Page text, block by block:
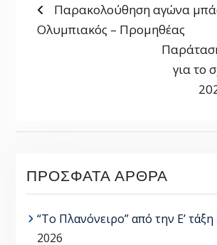
ΠΛΟΉΓΗΣΗ
ΆΡΘΡΩΝ
Previous
post:
Παρακολούθηση αγώνα
Ολυμπιακός – Προμηθέας
Next
post:
για το
ΠΡΌΣΦΑΤΑ ΆΡΘΡΑ
“Το Πλανόνειρο” από την Ε’ τάξη
2026